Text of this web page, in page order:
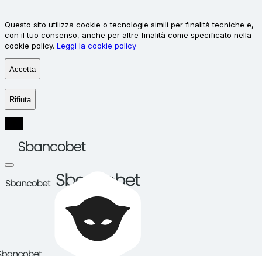
Questo sito utilizza cookie o tecnologie simili per finalità tecniche e,
con il tuo consenso, anche per altre finalità come specificato nella
cookie policy. Leggi la cookie policy
Accetta
Rifiuta